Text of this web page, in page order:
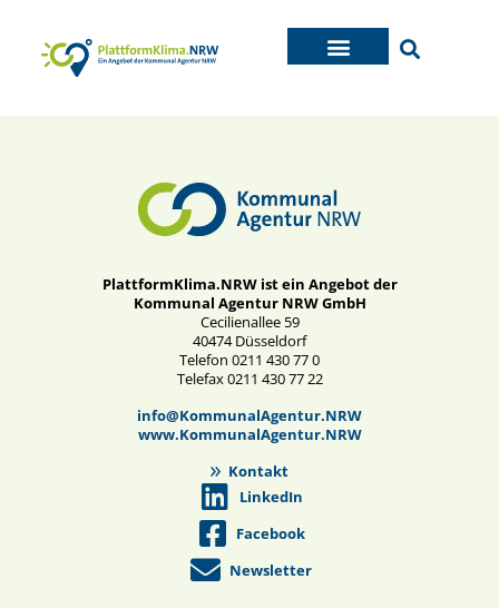
PlattformKlima.NRW ist ein Angebot der
Kommunal Agentur NRW GmbH
Cecilienallee 59
40474 Düsseldorf
Telefon 0211 430 77 0
Telefax 0211 430 77 22
info@KommunalAgentur.NRW
www.KommunalAgentur.NRW
Kontakt
LinkedIn
Facebook
Newsletter